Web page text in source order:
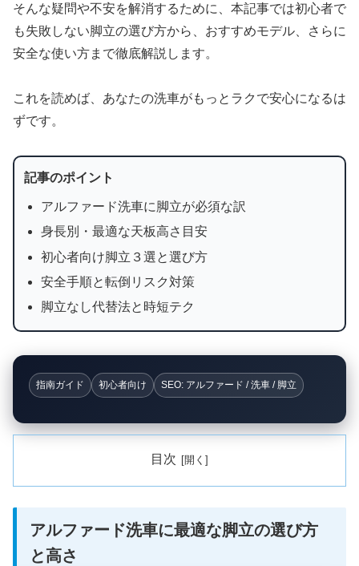
そんな疑問や不安を解消するために、本記事では初心者で
も失敗しない脚立の選び方から、おすすめモデル、さらに
安全な使い方まで徹底解説します。
これを読めば、あなたの洗車がもっとラクで安心になるは
ずです。
記事のポイント
アルファード洗車に脚立が必須な訳
身長別・最適な天板高さ目安
初心者向け脚立３選と選び方
安全手順と転倒リスク対策
脚立なし代替法と時短テク
指南ガイド 初心者向け SEO: アルファード / 洗車 / 脚立
目次
アルファード洗車に最適な脚立の選び方
と高さ